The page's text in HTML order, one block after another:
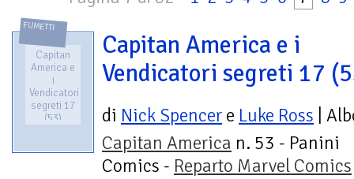
FUMETTI
Capitan
America e
i
Vendicatori
segreti 17
(53)
Capitan America e i
Vendicatori segreti 17
di Nick Spencer e Luke Ross |
Capitan America n. 53 - Panini
Comics - Reparto Marvel Comics